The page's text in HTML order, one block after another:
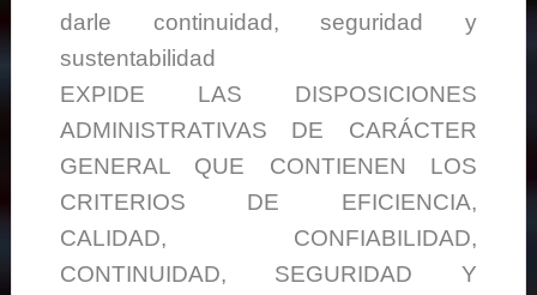
darle continuidad, seguridad y
sustentabilidad
EXPIDE LAS DISPOSICIONES
ADMINISTRATIVAS DE CARÁCTER
GENERAL QUE CONTIENEN LOS
CRITERIOS DE EFICIENCIA,
CALIDAD, CONFIABILIDAD,
CONTINUIDAD, SEGURIDAD Y